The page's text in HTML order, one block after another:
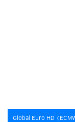
Global Euro HD